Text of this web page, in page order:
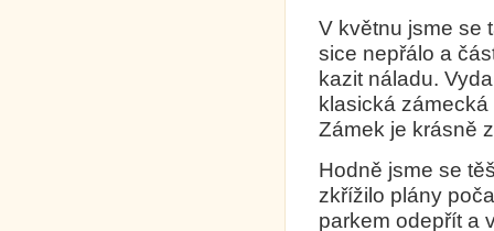
V květnu jsme se
sice nepřálo a
kazit náladu.
klasická
Zámek je krásně
Hodně jsme se
zkřížilo plány
parkem odepřít a